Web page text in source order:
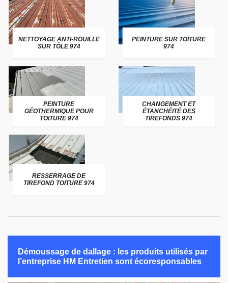
NETTOYAGE ANTI-ROUILLE
SUR TÔLE 974
PEINTURE SUR TOITURE
974
PEINTURE
GÉOTHERMIQUE POUR
TOITURE 974
CHANGEMENT ET
ÉTANCHÉITÉ DES
TIREFONDS 974
RESSERRAGE DE
TIREFOND TOITURE 974
Démoussage de dallage : les produits utilisés par
l’entreprise HM Entretien sont écoresponsables